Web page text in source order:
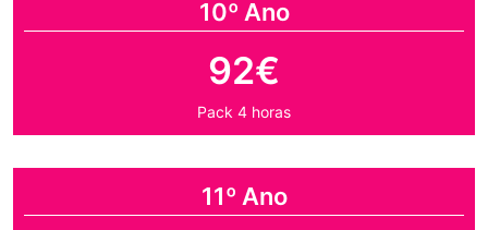
10º Ano
92€
Pack 4 horas
11º Ano